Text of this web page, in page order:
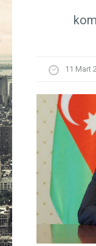
11 Mart